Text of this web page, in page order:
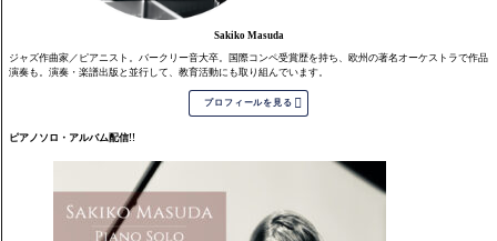
Sakiko Masuda
ジャズ作曲家／ピアニスト。バークリー音大卒。国際コンペ受賞歴を持ち、欧州の著名オーケストラで作品
演奏も。演奏・楽譜出版と並行して、教育活動にも取り組んでいます。
プロフィールを見る 
ピアノソロ・アルバム配信!!